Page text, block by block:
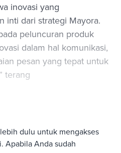
inovasi yang
inti dari strategi Mayora.
peluncuran produk
dalam hal komunikasi,
pesan yang tepat untuk
terang
dulu untuk mengakses
Apabila Anda sudah